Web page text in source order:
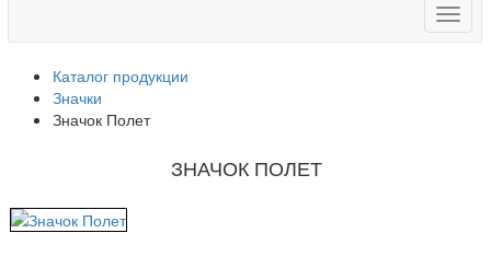
Каталог продукции
Значки
Значок Полет
ЗНАЧОК ПОЛЕТ